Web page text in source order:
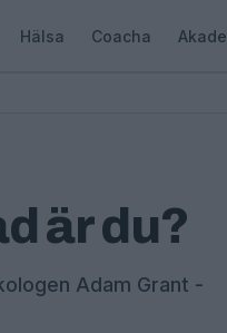
Hälsa Coacha
är du?
Adam Grant -